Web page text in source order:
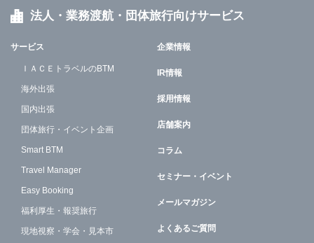
法人・業務渡航・団体旅行向けサービス
サービス
ＩＡＣＥトラベルのBTM
海外出張
国内出張
団体旅行・イベント企画
Smart BTM
Travel Manager
Easy Booking
福利厚生・報奨旅行
現地視察・学会・見本市
企業情報
IR情報
採用情報
店舗案内
コラム
セミナー・イベント
メールマガジン
よくあるご質問